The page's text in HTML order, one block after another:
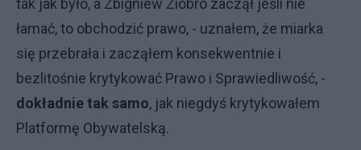
łamać, to obchodzić prawo, - uznałem, że miarka
się przebrała i zacząłem konsekwentnie i
bezlitośnie krytykować Prawo i Sprawiedliwość, -
dokładnie tak samo, jak niegdyś krytykowałem
Platformę Obywatelską.